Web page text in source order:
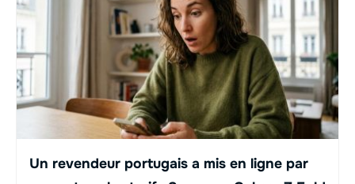
Un revendeur portugais a mis en ligne par